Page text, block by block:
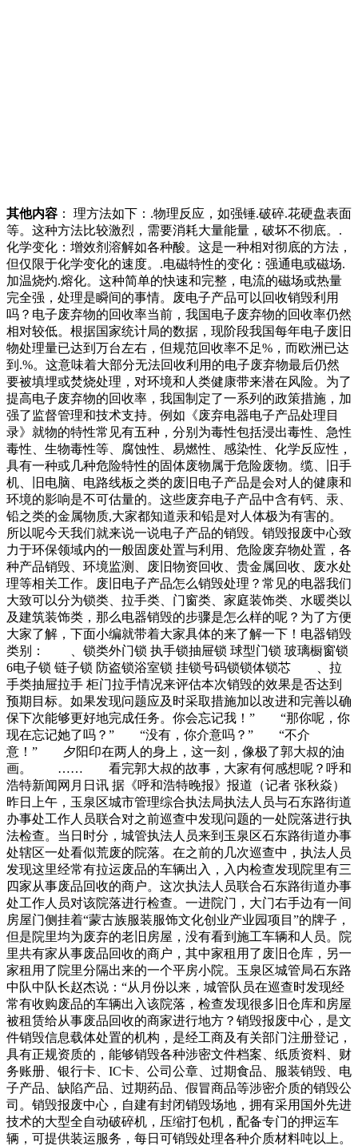
其他内容 ： 理方法如下：.物理反应，如强锤.破碎.花硬盘表面
等。这种方法比较激烈，需要消耗大量能量，破坏不彻底。.
化学变化：增效剂溶解如各种酸。这是一种相对彻底的方法，
但仅限于化学变化的速度。.电磁特性的变化：强通电或磁场.
加温烧灼.熔化。这种简单的快速和完整，电流的磁场或热量
完全强，处理是瞬间的事情。废电子产品可以回收销毁利用
吗？电子废弃物的回收率当前，我国电子废弃物的回收率仍然
相对较低。根据国家统计局的数据，现阶段我国每年电子废旧
物处理量已达到万台左右，但规范回收率不足%，而欧洲已达
到.%。这意味着大部分无法回收利用的电子废弃物最后仍然
要被填埋或焚烧处理，对环境和人类健康带来潜在风险。为了
提高电子废弃物的回收率，我国制定了一系列的政策措施，加
强了监督管理和技术支持。例如《废弃电器电子产品处理目
录》就物的特性常见有五种，分别为毒性包括浸出毒性、急性
毒性、生物毒性等、腐蚀性、易燃性、感染性、化学反应性，
具有一种或几种危险特性的固体废物属于危险废物。缆、旧手
机、旧电脑、电路线板之类的废旧电子产品是会对人的健康和
环境的影响是不可估量的。这些废弃电子产品中含有钙、汞、
铅之类的金属物质,大家都知道汞和铅是对人体极为有害的。
所以呢今天我们就来说一说电子产品的销毁。销毁报废中心致
力于环保领域内的一般固废处置与利用、危险废弃物处置，各
种产品销毁、环境监测、废旧物资回收、贵金属回收、废水处
理等相关工作。废旧电子产品怎么销毁处理？常见的电器我们
大致可以分为锁类、拉手类、门窗类、家庭装饰类、水暖类以
及建筑装饰类，那么电器销毁的步骤是怎么样的呢？为了方便
大家了解，下面小编就带着大家具体的来了解一下！电器销毁
类别： 、锁类外门锁 执手锁抽屉锁 球型门锁 玻璃橱窗锁
6电子锁 链子锁 防盗锁浴室锁 挂锁号码锁锁体锁芯 、拉
手类抽屉拉手 柜门拉手情况来评估本次销毁的效果是否达到
预期目标。如果发现问题应及时采取措施加以改进和完善以确
保下次能够更好地完成任务。你会忘记我！” “那你呢，你
现在忘记她了吗？” “没有，你介意吗？” “不介
意！” 夕阳印在两人的身上，这一刻，像极了郭大叔的油
画。 …… 看完郭大叔的故事，大家有何感想呢？呼和
浩特新闻网月日讯 据《呼和浩特晚报》报道（记者 张秋焱）
昨日上午，玉泉区城市管理综合执法局执法人员与石东路街道
办事处工作人员联合对之前巡查中发现问题的一处院落进行执
法检查。当日时分，城管执法人员来到玉泉区石东路街道办事
处辖区一处看似荒废的院落。在之前的几次巡查中，执法人员
发现这里经常有拉运废品的车辆出入，入内检查发现院里有三
四家从事废品回收的商户。这次执法人员联合石东路街道办事
处工作人员对该院落进行检查。一进院门，大门右手边有一间
房屋门侧挂着“蒙古族服装服饰文化创业产业园项目”的牌子，
但是院里均为废弃的老旧房屋，没有看到施工车辆和人员。院
里共有家从事废品回收的商户，其中家租用了废旧仓库，另一
家租用了院里分隔出来的一个平房小院。玉泉区城管局石东路
中队中队长赵杰说：“从月份以来，城管队员在巡查时发现经
常有收购废品的车辆出入该院落，检查发现很多旧仓库和房屋
被租赁给从事废品回收的商家进行地方？销毁报废中心，是文
件销毁信息载体处置的机构，是经工商及有关部门注册登记，
具有正规资质的，能够销毁各种涉密文件档案、纸质资料、财
务账册、银行卡、IC卡、公司公章、过期食品、服装销毁、电
子产品、缺陷产品、过期药品、假冒商品等涉密介质的销毁公
司。销毁报废中心，自建有封闭销毁场地，拥有采用国外先进
技术的大型全自动破碎机，压缩打包机，配备专门的押运车
辆，可提供装运服务，每日可销毁处理各种介质材料吨以上。